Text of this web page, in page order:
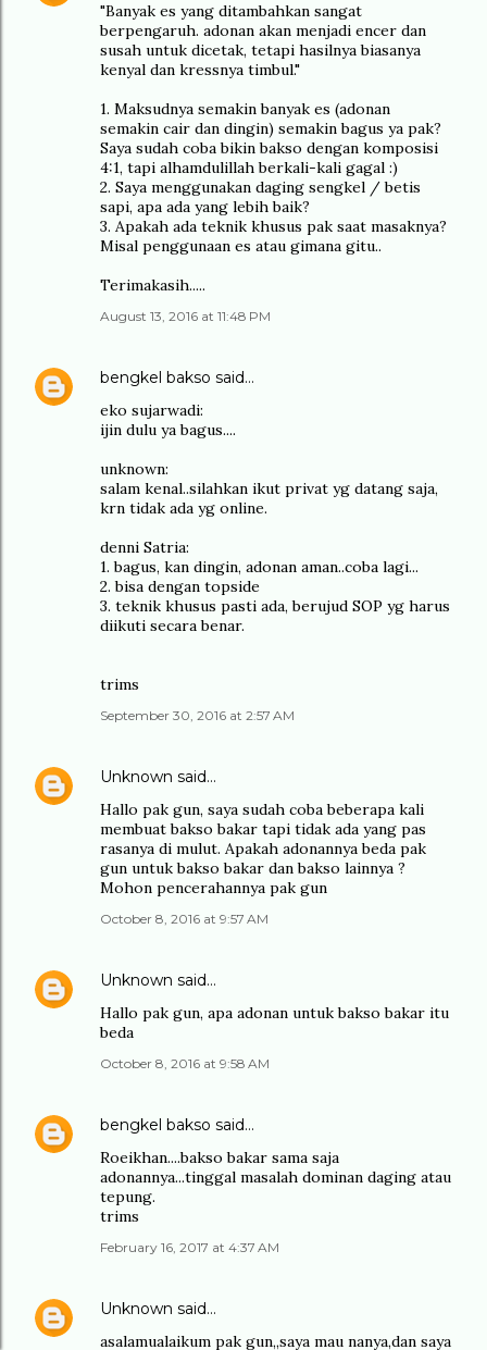
"Banyak es yang ditambahkan sangat
berpengaruh. adonan akan menjadi encer dan
susah untuk dicetak, tetapi hasilnya biasanya
kenyal dan kressnya timbul."
1. Maksudnya semakin banyak es (adonan
semakin cair dan dingin) semakin bagus ya pak?
Saya sudah coba bikin bakso dengan komposisi
4:1, tapi alhamdulillah berkali-kali gagal :)
2. Saya menggunakan daging sengkel / betis
sapi, apa ada yang lebih baik?
3. Apakah ada teknik khusus pak saat masaknya?
Misal penggunaan es atau gimana gitu..
Terimakasih.....
August 13, 2016 at 11:48 PM
bengkel bakso said…
eko sujarwadi:
ijin dulu ya bagus....
unknown:
salam kenal..silahkan ikut privat yg datang saja,
krn tidak ada yg online.
denni Satria:
1. bagus, kan dingin, adonan aman..coba lagi...
2. bisa dengan topside
3. teknik khusus pasti ada, berujud SOP yg harus
diikuti secara benar.
trims
September 30, 2016 at 2:57 AM
Unknown said…
Hallo pak gun, saya sudah coba beberapa kali
membuat bakso bakar tapi tidak ada yang pas
rasanya di mulut. Apakah adonannya beda pak
gun untuk bakso bakar dan bakso lainnya ?
Mohon pencerahannya pak gun
October 8, 2016 at 9:57 AM
Unknown said…
Hallo pak gun, apa adonan untuk bakso bakar itu
beda
October 8, 2016 at 9:58 AM
bengkel bakso said…
Roeikhan....bakso bakar sama saja
adonannya...tinggal masalah dominan daging atau
tepung.
trims
February 16, 2017 at 4:37 AM
Unknown said…
asalamualaikum pak gun,,saya mau nanya,dan saya